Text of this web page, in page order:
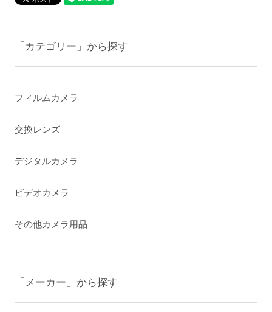
「カテゴリー」から探す
フィルムカメラ
交換レンズ
デジタルカメラ
ビデオカメラ
その他カメラ用品
「メーカー」から探す